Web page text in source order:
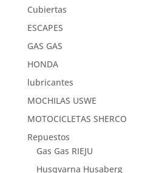
Cubiertas
ESCAPES
GAS GAS
HONDA
lubricantes
MOCHILAS USWE
MOTOCICLETAS SHERCO
Repuestos
Gas Gas RIEJU
Husqvarna Husaberg